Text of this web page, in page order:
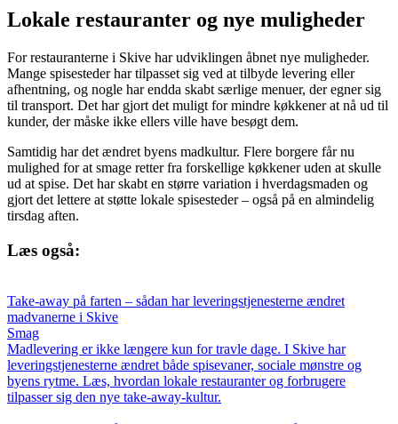
Lokale restauranter og nye muligheder
For restauranterne i Skive har udviklingen åbnet nye muligheder.
Mange spisesteder har tilpasset sig ved at tilbyde levering eller
afhentning, og nogle har endda skabt særlige menuer, der egner sig
til transport. Det har gjort det muligt for mindre køkkener at nå ud til
kunder, der måske ikke ellers ville have besøgt dem.
Samtidig har det ændret byens madkultur. Flere borgere får nu
mulighed for at smage retter fra forskellige køkkener uden at skulle
ud at spise. Det har skabt en større variation i hverdagsmaden og
gjort det lettere at støtte lokale spisesteder – også på en almindelig
tirsdag aften.
Læs også:
Take-away på farten – sådan har leveringstjenesterne ændret
madvanerne i Skive
Smag
Madlevering er ikke længere kun for travle dage. I Skive har
leveringstjenesterne ændret både spisevaner, sociale mønstre og
byens rytme. Læs, hvordan lokale restauranter og forbrugere
tilpasser sig den nye take-away-kultur.